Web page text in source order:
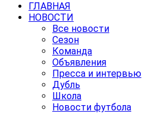
ГЛАВНАЯ
НОВОСТИ
Все новости
Сезон
Команда
Объявления
Пресса и интервью
Дубль
Школа
Новости футбола